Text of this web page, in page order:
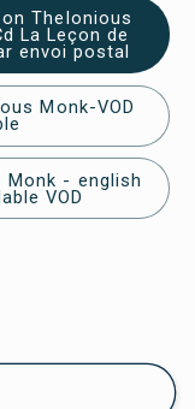
Thelonious
La Leçon de
envoi postal
Monk-VOD
- english
VOD